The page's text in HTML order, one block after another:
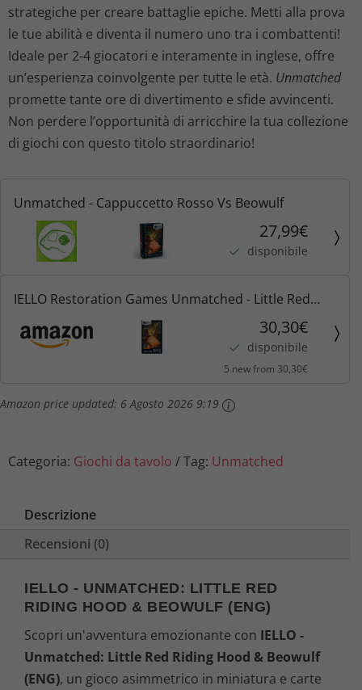
strategiche per creare battaglie epiche. Metti alla prova
le tue abilità e diventa il numero uno tra i combattenti!
Ideale per 2-4 giocatori e interamente in inglese, offre
un’esperienza coinvolgente per tutte le età. Unmatched
promette tante ore di divertimento e sfide avvincenti.
Non perdere l’opportunità di arricchire la tua collezione
di giochi con questo titolo straordinario!
Unmatched - Cappuccetto Rosso Vs Beowulf
27,99€
disponibile
IELLO Restoration Games Unmatched - Little Red
Riding Hood & Beowulf (ENG)
30,30€
disponibile
5 new from 30,30€
Amazon price updated: 6 Agosto 2026 9:19
Categoria: Giochi da tavolo Tag: Unmatched
Descrizione
Recensioni (0)
IELLO - UNMATCHED: LITTLE RED
RIDING HOOD & BEOWULF (ENG)
Scopri un'avventura emozionante con IELLO -
Unmatched: Little Red Riding Hood & Beowulf
(ENG), un gioco asimmetrico in miniatura e carte